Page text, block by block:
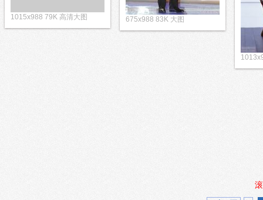
675x988 83K 大图
1015x988 79K 高清大图